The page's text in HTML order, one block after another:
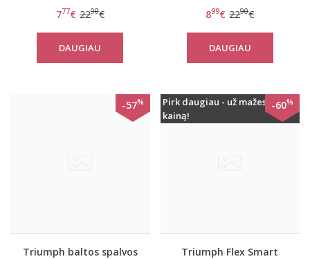
Sporty Micro String
777€ 2290€
DAUGIAU
899€ 2290€
DAUGIAU
-57%
Triumph baltos spalvos
Pirk daugiau - už mažesnę
kainą!
-60%
Triumph Flex Smart